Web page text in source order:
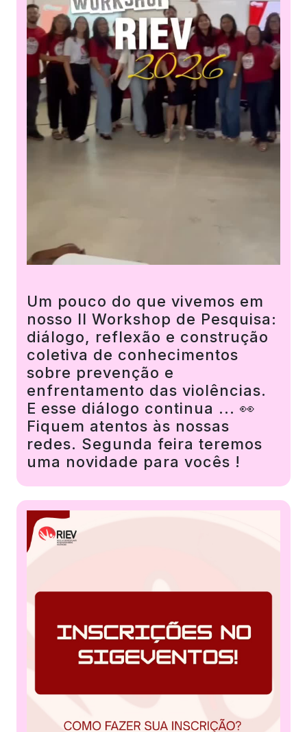
Um pouco do que vivemos em
nosso II Workshop de Pesquisa:
diálogo, reflexão e construção
coletiva de conhecimentos
sobre prevenção e
enfrentamento das violências.
E esse diálogo continua ... 👀
Fiquem atentos às nossas
redes. Segunda feira teremos
uma novidade para vocês !